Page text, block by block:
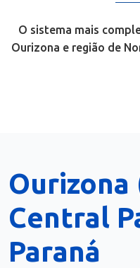
O sistema mais
Ourizona e região de
Central
Paraná